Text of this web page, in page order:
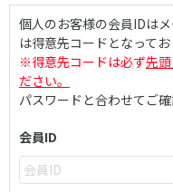
個人のお客様の会員IDは
は得意先コードとなってお
※得意先コードは必ず先
ださい。
パスワードと合わせてご確
会員ID